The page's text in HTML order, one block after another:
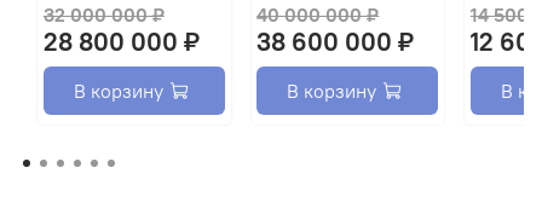
32 000 000 ₽
28 800 000 ₽
В корзину
40 000 000 ₽
38 600 000 ₽
В корзину
14 500
12
В